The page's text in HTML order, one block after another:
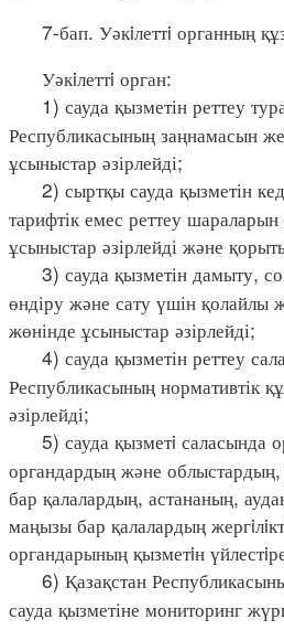
7-бап. Уәкiлеттi органның
Уәкiлеттi орган:
1) сауда қызметін реттеу
Республикасының заңнамасын
ұсыныстар әзірлейді;
2) сыртқы сауда қызметін
тарифтік емес реттеу
ұсыныстар әзірлейді және
3) сауда қызметін дамыту,
өндіру және сату үшін қолайлы
жөнінде ұсыныстар әзірлейді;
4) сауда қызметін реттеу
Республикасының нормативтік
әзірлейді;
5) сауда қызметi саласында
органдардың және
бар қалалардың, астананың,
маңызы бар қалалардың
органдарының қызметiн
6) Қазақстан
сауда қызметіне мониторинг